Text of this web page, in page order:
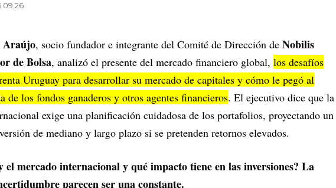
09.26
Araújo, socio fundador e integrante del Comité de Dirección de Nobilis
de Bolsa, analizó el presente del mercado financiero global, los desafíos
Uruguay para desarrollar su mercado de capitales y cómo le pegó al
de los fondos ganaderos y otros agentes financieros. El ejecutivo dice que la
exige una planificación cuidadosa de los portafolios, proyectando un
de mediano y largo plazo si se pretenden retornos elevados.
el mercado internacional y qué impacto tiene en las inversiones? La
parecen ser una constante.